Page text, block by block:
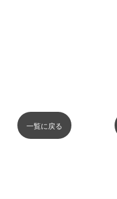
一覧に戻る